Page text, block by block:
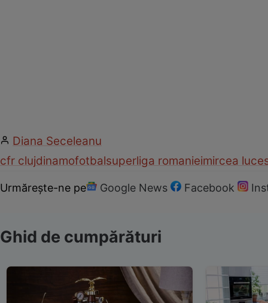
Diana Seceleanu
cfr clujdinamofotbalsuperliga romanieimircea
Urmărește-ne pe Google News Facebook
Ghid de cumpărături